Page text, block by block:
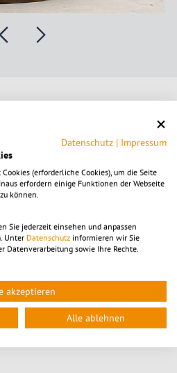
in unserer
Datenschutz | Impressum
(erforderliche Cookies), um die Seite
erfordern einige Funktionen der Webseite
können.
Sie jederzeit einsehen und anpassen
Unter Datenschutz informieren wir Sie
Datenverarbeitung sowie Ihre Rechte.
akzeptieren
Alle ablehnen